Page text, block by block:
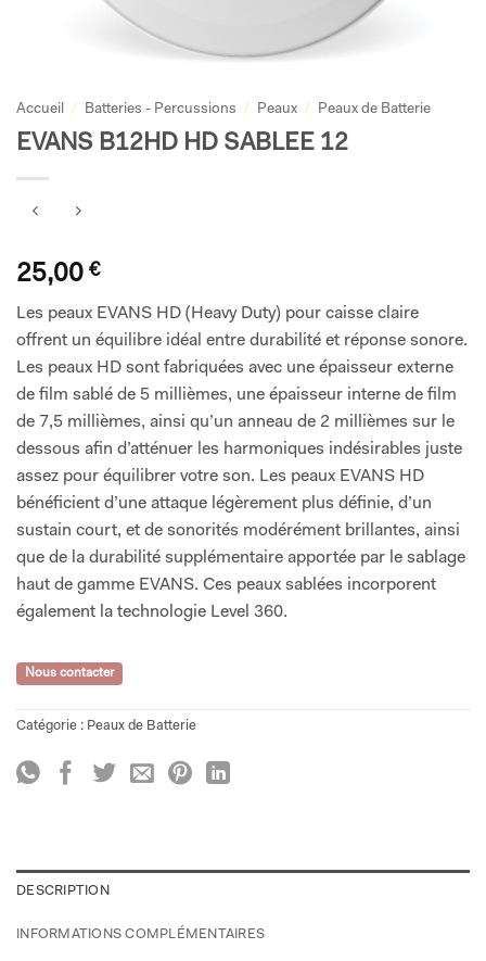
Accueil / Batteries - Percussions / Peaux / Peaux de Batterie
EVANS B12HD HD SABLEE 12
25,00 €
Les peaux EVANS HD (Heavy Duty) pour caisse claire
offrent un équilibre idéal entre durabilité et réponse sonore.
Les peaux HD sont fabriquées avec une épaisseur externe
de film sablé de 5 millièmes, une épaisseur interne de film
de 7,5 millièmes, ainsi qu’un anneau de 2 millièmes sur le
dessous afin d’atténuer les harmoniques indésirables juste
assez pour équilibrer votre son. Les peaux EVANS HD
bénéficient d’une attaque légèrement plus définie, d’un
sustain court, et de sonorités modérément brillantes, ainsi
que de la durabilité supplémentaire apportée par le sablage
haut de gamme EVANS. Ces peaux sablées incorporent
également la technologie Level 360.
Nous contacter
Catégorie : Peaux de Batterie
DESCRIPTION
INFORMATIONS COMPLÉMENTAIRES